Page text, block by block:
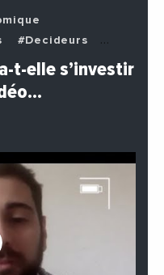
#Decideurs
#Economie
t-elle s’investir